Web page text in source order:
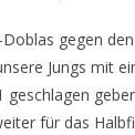
gegen
Jungs mit
für das